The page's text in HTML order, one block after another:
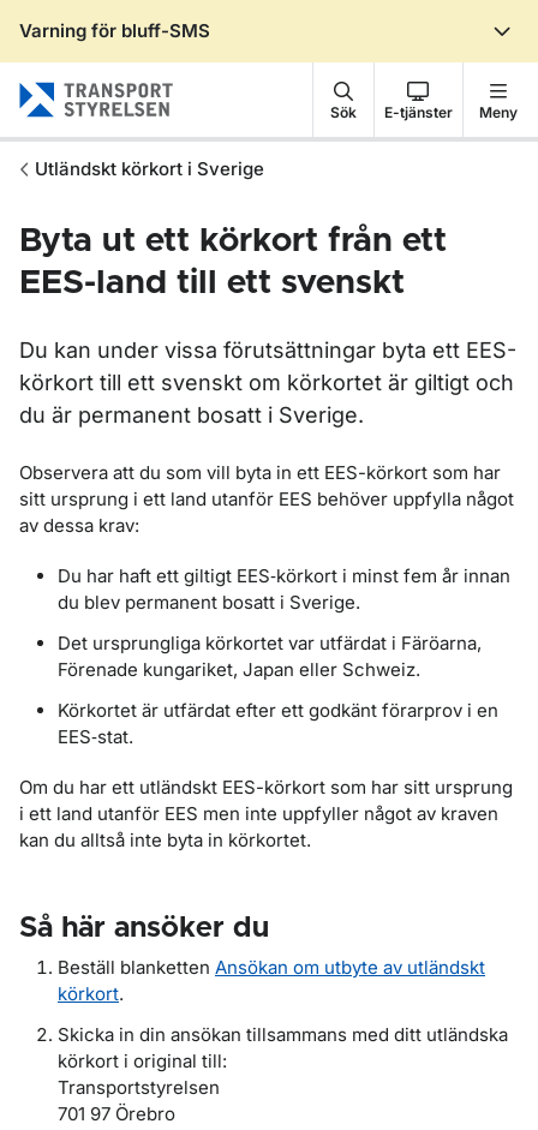
Varning för bluff-SMS
Sök E-tjänster Meny
Utländskt körkort i Sverige
Byta ut ett körkort från ett
EES-land till ett svenskt
Du kan under vissa förutsättningar byta ett EES-
körkort till ett svenskt om körkortet är giltigt och
du är permanent bosatt i Sverige.
Observera att du som vill byta in ett EES-körkort som har
sitt ursprung i ett land utanför EES behöver uppfylla något
av dessa krav:
Du har haft ett giltigt EES‑körkort i minst fem år innan
du blev permanent bosatt i Sverige.
Det ursprungliga körkortet var utfärdat i Färöarna,
Förenade kungariket, Japan eller Schweiz.
Körkortet är utfärdat efter ett godkänt förarprov i en
EES‑stat.
Om du har ett utländskt EES-körkort som har sitt ursprung
i ett land utanför EES men inte uppfyller något av kraven
kan du alltså inte byta in körkortet.
Så här ansöker du
Beställ blanketten Ansökan om utbyte av utländskt
körkort.
Skicka in din ansökan tillsammans med ditt utländska
körkort i original till:
Transportstyrelsen
701 97 Örebro